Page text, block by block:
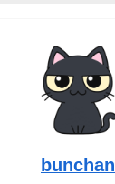
bunchan